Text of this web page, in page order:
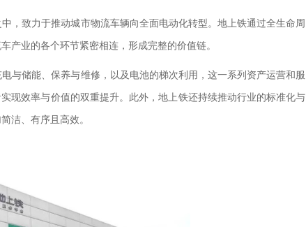
，致力于推动城市物流车辆向全面电动化转型。地上铁通过全生命周
产业的各个环节紧密相连，形成完整的价值链。
与储能、保养与维修，以及电池的梯次利用，这一系列资产运营和服
现效率与价值的双重提升。此外，地上铁还持续推动行业的标准化与
洁、有序且高效。